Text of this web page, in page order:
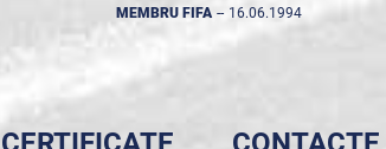
MEMBRU FIFA -- 16.06.1994